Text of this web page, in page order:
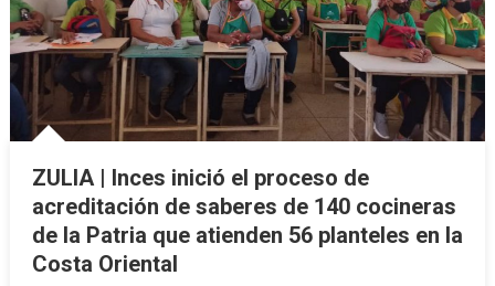
ZULIA | Inces inició el proceso de
acreditación de saberes de 140 cocineras
de la Patria que atienden 56 planteles en la
Costa Oriental